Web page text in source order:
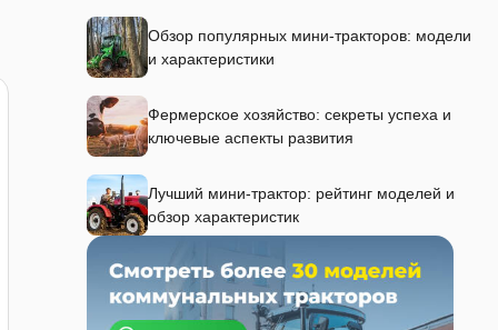
Обзор популярных мини-тракторов: модели
и характеристики
Фермерское хозяйство: секреты успеха и
ключевые аспекты развития
Лучший мини-трактор: рейтинг моделей и
обзор характеристик